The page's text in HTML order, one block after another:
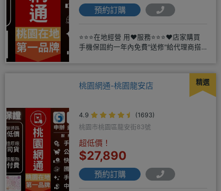
預約訂購
⭐⭐⭐在地經營 用❤️服務⭐⭐⭐❤️店家購買
手機保固約一年內免費"送修"給代理商搭
精選
桃園網通-桃園龍安店
4.9
(1693)
桃園市桃園區龍安街83號
超低價！
$27,890
預約訂購